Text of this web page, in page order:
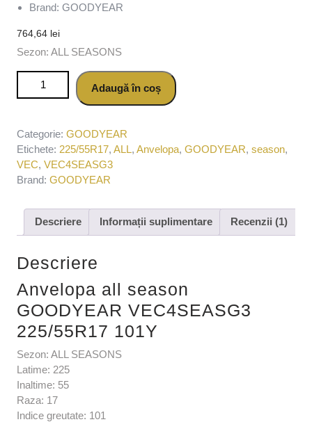
Brand: GOODYEAR
764,64 lei
Sezon: ALL SEASONS
Cantitate Anvelopa all season GOODYEAR VEC4SEASG3
225/55R17 101YAdaugă în coș
Categorie: GOODYEAR
Etichete: 225/55R17, ALL, Anvelopa, GOODYEAR, season,
VEC, VEC4SEASG3
Brand: GOODYEAR
Descriere Informații suplimentare Recenzii (1)
Descriere
Anvelopa all season
GOODYEAR VEC4SEASG3
225/55R17 101Y
Sezon: ALL SEASONS
Latime: 225
Inaltime: 55
Raza: 17
Indice greutate: 101